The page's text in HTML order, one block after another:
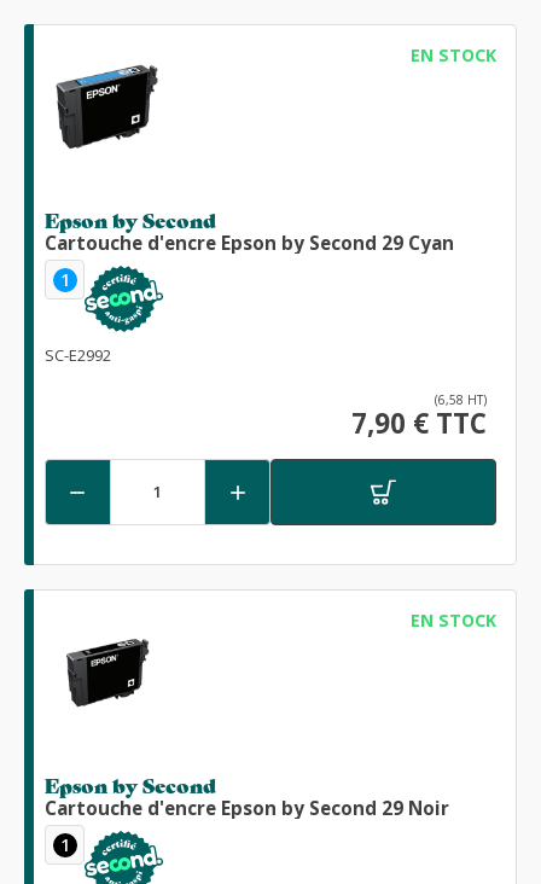
EN STOCK
Epson by Second
Cartouche d'encre Epson by Second 29 Cyan
1
SC-E2992
(6,58 HT)
7,90 € TTC
 
EN STOCK
Epson by Second
Cartouche d'encre Epson by Second 29 Noir
1